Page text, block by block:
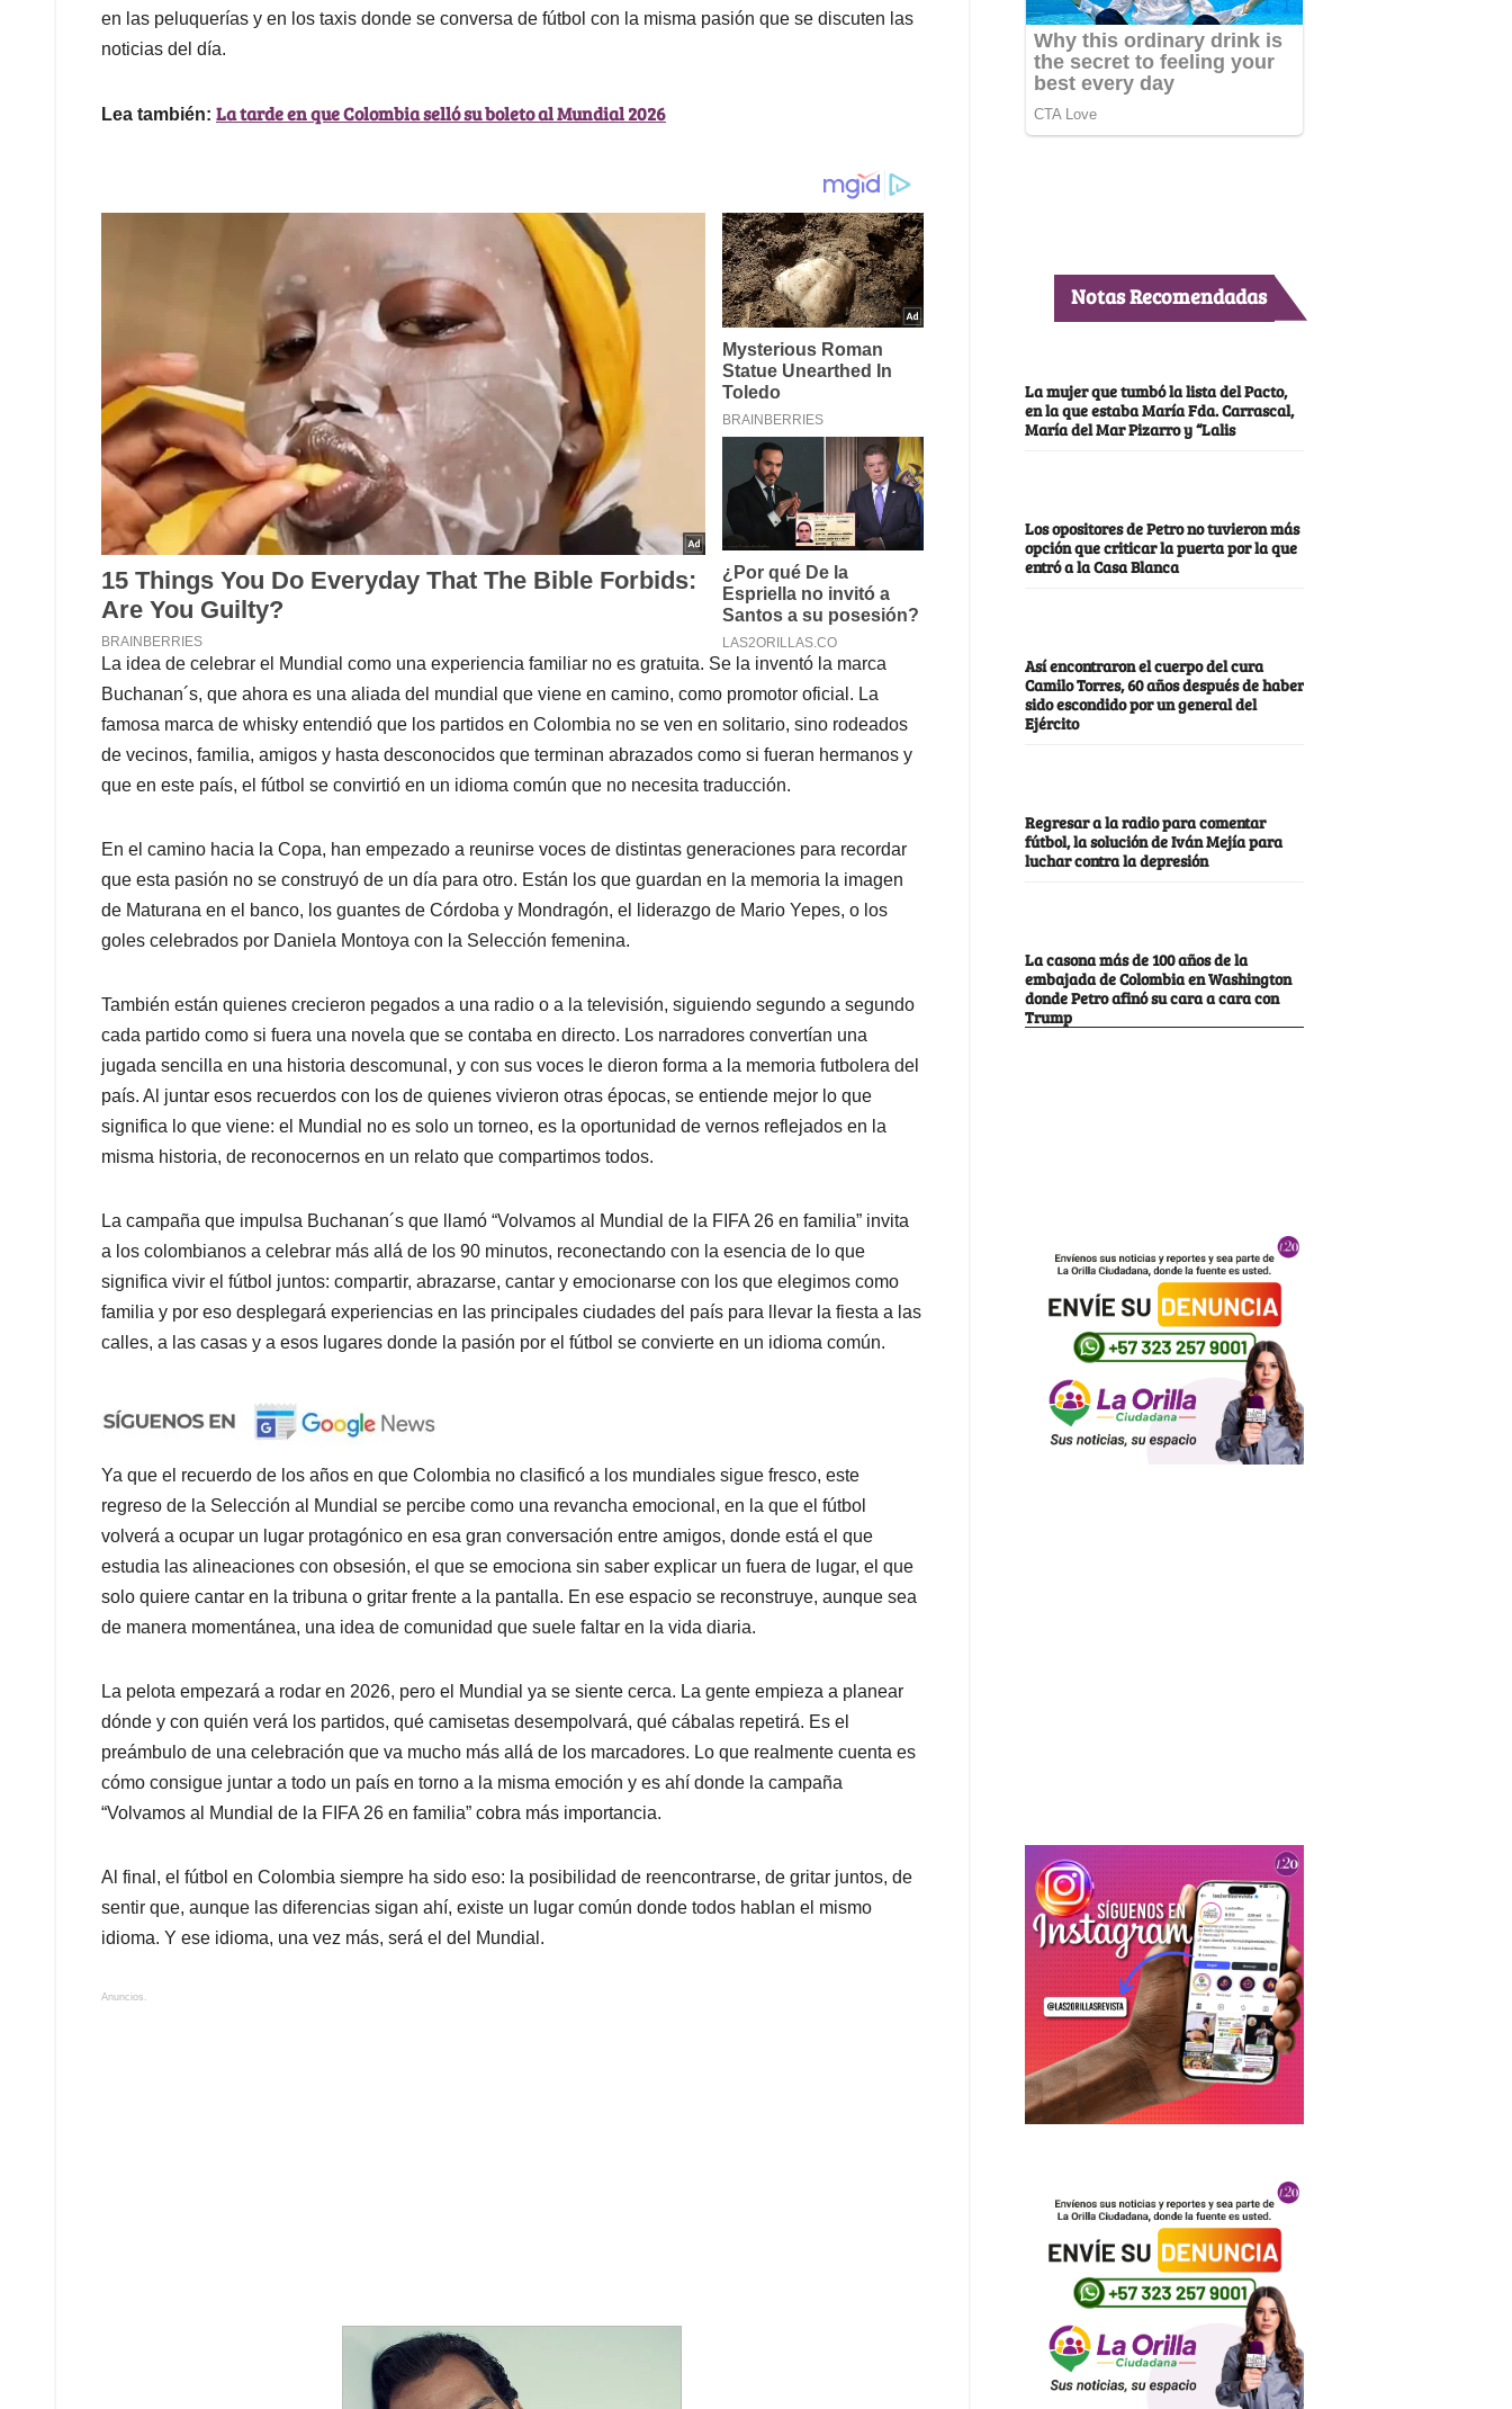
en las peluquerías y en los taxis donde se conversa de fútbol con la misma pasión que se discuten las
noticias del día.
Lea también: La tarde en que Colombia selló su boleto al Mundial 2026
La idea de celebrar el Mundial como una experiencia familiar no es gratuita. Se la inventó la marca
Buchanan´s, que ahora es una aliada del mundial que viene en camino, como promotor oficial. La
famosa marca de whisky entendió que los partidos en Colombia no se ven en solitario, sino rodeados
de vecinos, familia, amigos y hasta desconocidos que terminan abrazados como si fueran hermanos y
que en este país, el fútbol se convirtió en un idioma común que no necesita traducción.
En el camino hacia la Copa, han empezado a reunirse voces de distintas generaciones para recordar
que esta pasión no se construyó de un día para otro. Están los que guardan en la memoria la imagen
de Maturana en el banco, los guantes de Córdoba y Mondragón, el liderazgo de Mario Yepes, o los
goles celebrados por Daniela Montoya con la Selección femenina.
También están quienes crecieron pegados a una radio o a la televisión, siguiendo segundo a segundo
cada partido como si fuera una novela que se contaba en directo. Los narradores convertían una
jugada sencilla en una historia descomunal, y con sus voces le dieron forma a la memoria futbolera del
país. Al juntar esos recuerdos con los de quienes vivieron otras épocas, se entiende mejor lo que
significa lo que viene: el Mundial no es solo un torneo, es la oportunidad de vernos reflejados en la
misma historia, de reconocernos en un relato que compartimos todos.
La campaña que impulsa Buchanan´s que llamó “Volvamos al Mundial de la FIFA 26 en familia” invita
a los colombianos a celebrar más allá de los 90 minutos, reconectando con la esencia de lo que
significa vivir el fútbol juntos: compartir, abrazarse, cantar y emocionarse con los que elegimos como
familia y por eso desplegará experiencias en las principales ciudades del país para llevar la fiesta a las
calles, a las casas y a esos lugares donde la pasión por el fútbol se convierte en un idioma común.
Ya que el recuerdo de los años en que Colombia no clasificó a los mundiales sigue fresco, este
regreso de la Selección al Mundial se percibe como una revancha emocional, en la que el fútbol
volverá a ocupar un lugar protagónico en esa gran conversación entre amigos, donde está el que
estudia las alineaciones con obsesión, el que se emociona sin saber explicar un fuera de lugar, el que
solo quiere cantar en la tribuna o gritar frente a la pantalla. En ese espacio se reconstruye, aunque sea
de manera momentánea, una idea de comunidad que suele faltar en la vida diaria.
La pelota empezará a rodar en 2026, pero el Mundial ya se siente cerca. La gente empieza a planear
dónde y con quién verá los partidos, qué camisetas desempolvará, qué cábalas repetirá. Es el
preámbulo de una celebración que va mucho más allá de los marcadores. Lo que realmente cuenta es
cómo consigue juntar a todo un país en torno a la misma emoción y es ahí donde la campaña
“Volvamos al Mundial de la FIFA 26 en familia” cobra más importancia.
Al final, el fútbol en Colombia siempre ha sido eso: la posibilidad de reencontrarse, de gritar juntos, de
sentir que, aunque las diferencias sigan ahí, existe un lugar común donde todos hablan el mismo
idioma. Y ese idioma, una vez más, será el del Mundial.
Anuncios.
Notas Recomendadas
La mujer que tumbó la lista del Pacto,
en la que estaba María Fda. Carrascal,
María del Mar Pizarro y “Lalis
Los opositores de Petro no tuvieron más
opción que criticar la puerta por la que
entró a la Casa Blanca
Así encontraron el cuerpo del cura
Camilo Torres, 60 años después de haber
sido escondido por un general del
Ejército
Regresar a la radio para comentar
fútbol, la solución de Iván Mejía para
luchar contra la depresión
La casona más de 100 años de la
embajada de Colombia en Washington
donde Petro afinó su cara a cara con
Trump